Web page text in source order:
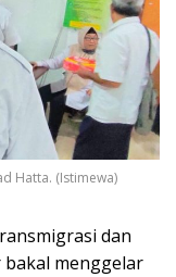
Hatta. (Istimewa)
dan
menggelar